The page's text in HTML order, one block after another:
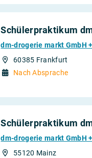
Schülerpraktikum
dm-drogerie markt GmbH
60385 Frankfurt
Nach Absprache
Schülerpraktikum
dm-drogerie markt GmbH
55120 Mainz